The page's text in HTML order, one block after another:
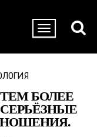
БОЛЕЕ